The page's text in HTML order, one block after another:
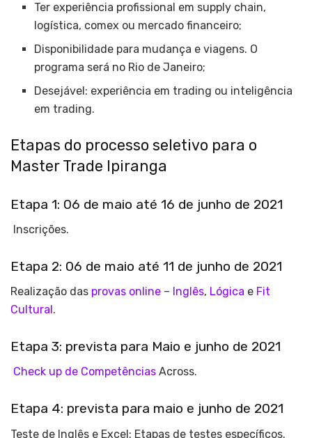
Ter experiência profissional em supply chain,
logística, comex ou mercado financeiro;
Disponibilidade para mudança e viagens. O
programa será no Rio de Janeiro;
Desejável: experiência em trading ou inteligência
em trading.
Etapas do processo seletivo para o
Master Trade Ipiranga
Etapa 1: 06 de maio até 16 de junho de 2021
Inscrições.
Etapa 2: 06 de maio até 11 de junho de 2021
Realização das provas online – Inglês, Lógica e Fit
Cultural .
Etapa 3: prevista para Maio e junho de 2021
Check up de Competências Across.
Etapa 4: prevista para maio e junho de 2021
Teste de Inglês e Excel: Etapas de testes específicos.